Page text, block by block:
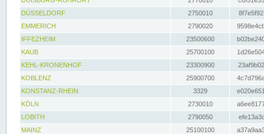
DÜSSELDORF
2750010
EMMERICH
2790020
IFFEZHEIM
23500600
KAUB
25700100
KEHL-KRONENHOF
23300900
KOBLENZ
25900700
KONSTANZ-RHEIN
3329
KÖLN
2730010
LOBITH
2790050
MAINZ
25100100